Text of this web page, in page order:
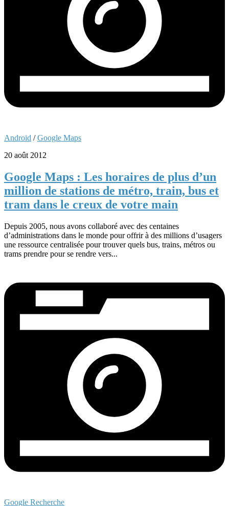
Android /Google Maps
20 août 2012
Google Maps : Les horaires de plus d’un
million de stations de métro, train, bus et
tram dans le creux de votre main
Depuis 2005, nous avons collaboré avec des centaines
d’administrations dans le monde pour offrir à des millions d’usagers
une ressource centralisée pour trouver quels bus, trains, métros ou
trams prendre pour se rendre vers...
Google Recherche